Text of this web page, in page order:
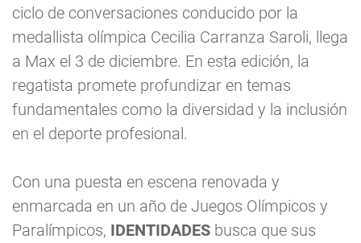
ciclo de conversaciones conducido por la
medallista olímpica Cecilia Carranza Saroli, llega
a Max el 3 de diciembre. En esta edición, la
regatista promete profundizar en temas
fundamentales como la diversidad y la inclusión
en el deporte profesional.
Con una puesta en escena renovada y
enmarcada en un año de Juegos Olímpicos y
Paralímpicos, IDENTIDADES busca que sus